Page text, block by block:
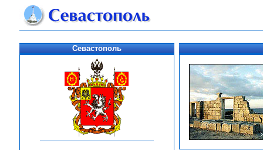
Севастополь